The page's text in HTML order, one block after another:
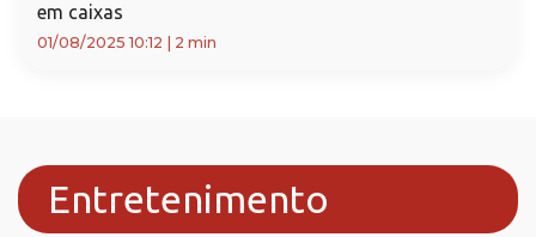
em caixas
01/08/2025 10:12 2 min
Entretenimento